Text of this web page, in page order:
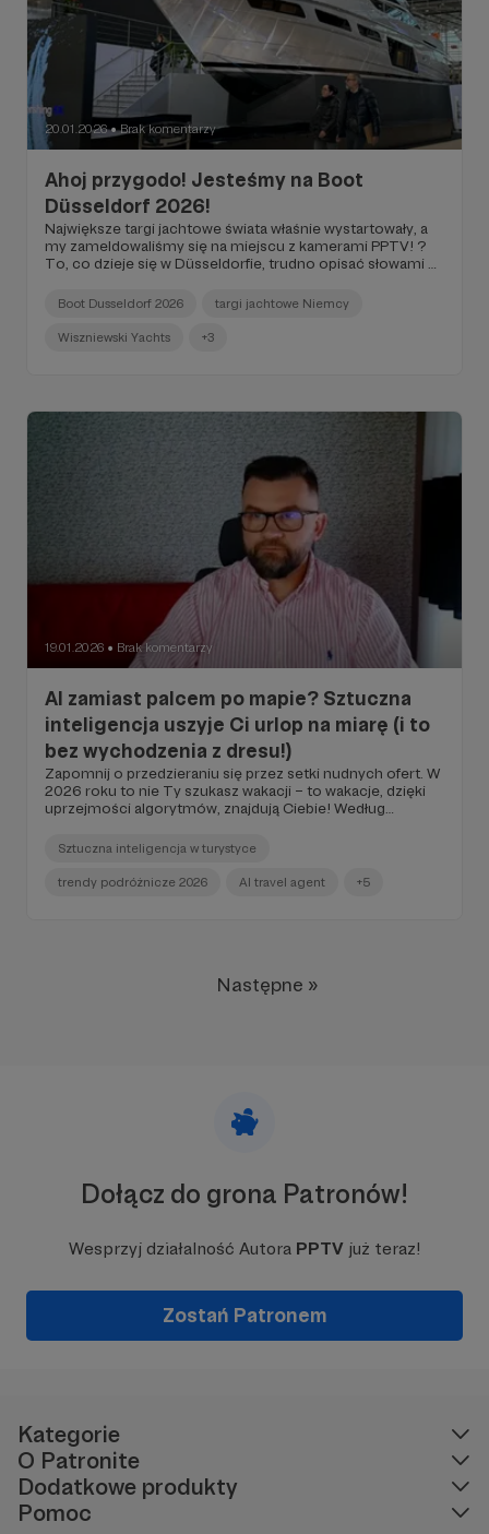
20.01.2026 ● Brak komentarzy
Ahoj przygodo! Jesteśmy na Boot
Düsseldorf 2026!
Największe targi jachtowe świata właśnie wystartowały, a
my zameldowaliśmy się na miejscu z kamerami PPTV! ?
To, co dzieje się w Düsseldorfie, trudno opisać słowami –
Boot Dusseldorf 2026 targi jachtowe Niemcy
Wiszniewski Yachts +3
19.01.2026 ● Brak komentarzy
AI zamiast palcem po mapie? Sztuczna
inteligencja uszyje Ci urlop na miarę (i to
bez wychodzenia z dresu!)
Zapomnij o przedzieraniu się przez setki nudnych ofert. W
2026 roku to nie Ty szukasz wakacji – to wakacje, dzięki
uprzejmości algorytmów, znajdują Ciebie! Według
aż 80% podróżnych chętnie odda stery sztucznej
Sztuczna inteligencja w turystyce
trendy podróżnicze 2026 AI travel agent +5
Następne »
Dołącz do grona Patronów!
Wesprzyj działalność Autora PPTVjuż teraz!
Zostań Patronem
Kategorie
O Patronite
Dodatkowe produkty
Pomoc